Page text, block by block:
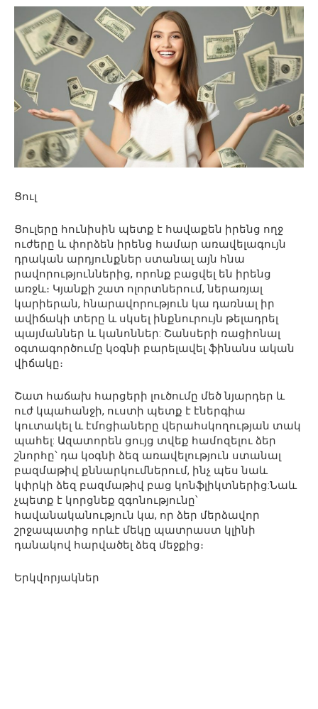
Ցուլ
Ցուլերը հունիսին պետք է հավաքեն իրենց ողջ
ուժերը և փորձեն իրենց համար առավելագույն
դրական արդյունքներ ստանալ այն հնա
րավորություններից, որոնք բացվել են իրենց
առջև։ Կյանքի շատ ոլորտներում, ներառյալ
կարիերան, հնարավորություն կա դառնալ իր
ավիճակի տերը և սկսել ինքնուրույն թելադրել
պայմաններ և կանոններ: Շանսերի ռացիոնալ
օգտագործումը կօգնի բարելավել ֆինանս ական
վիճակը։
Շատ հաճախ հարցերի լուծումը մեծ նյարդեր և
ուժ կպահանջի, ուստի պետք է էներգիա
կուտակել և էմոցիաները վերահսկողության տակ
պահել: Ազատորեն ցույց տվեք համոզելու ձեր
շնորհը՝ դա կօգնի ձեզ առավելություն ստանալ
բազմաթիվ քննարկումներում, ինչ պես նաև
կփրկի ձեզ բազմաթիվ բաց կոնֆլիկտներից:Նաև
չպետք է կորցնեք զգոնությունը՝
հավանականություն կա, որ ձեր մերձավոր
շրջապատից որևէ մեկը պատրաստ կլինի
դանակով հարվածել ձեզ մեջքից։
Երկվորյակներ